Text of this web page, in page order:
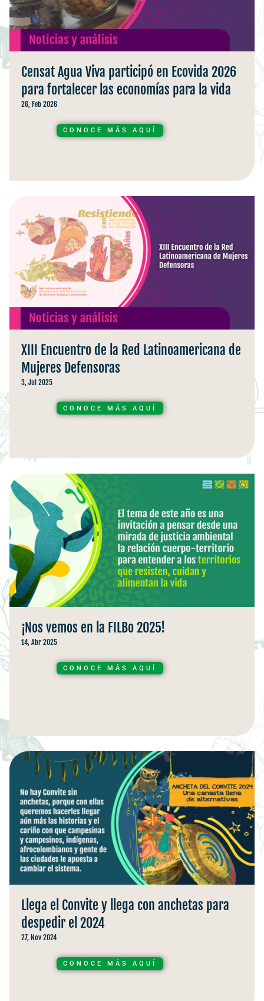
Censat Agua Viva participó en Ecovida 2026
para fortalecer las economías para la vida
26, Feb 2026
CONOCE MÁS AQUÍ
XIII Encuentro de la Red Latinoamericana de
Mujeres Defensoras
3, Jul 2025
CONOCE MÁS AQUÍ
¡Nos vemos en la FILBo 2025!
14, Abr 2025
CONOCE MÁS AQUÍ
Llega el Convite y llega con anchetas para
despedir el 2024
27, Nov 2024
CONOCE MÁS AQUÍ